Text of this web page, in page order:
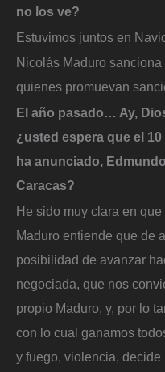
no los ve?
Estuvimos juntos en
Nicolás Maduro
quienes promuevan
El año pasado… Ay,
¿usted espera que el
ha anunciado,
Caracas?
He sido muy clara en
Maduro entiende que de
posibilidad de avanzar
negociada, que nos
propio Maduro, y, por lo
con lo cual ganamos
y fuego, violencia,